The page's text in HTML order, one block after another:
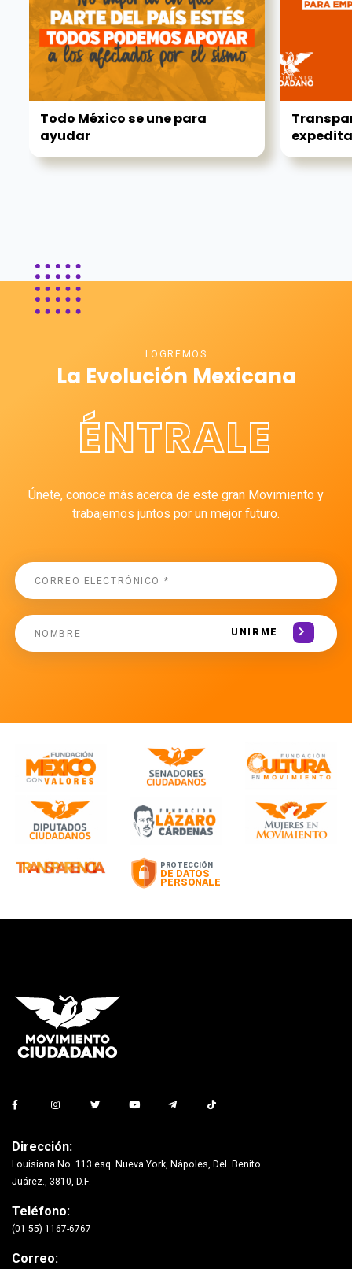
Todo México se une para
ayudar
expedita
LOGREMOS
La Evolución Mexicana
ÉNTRALE
Únete, conoce más acerca de este gran Movimiento y
trabajemos juntos por un mejor futuro.
UNIRME
Dirección:
Louisiana No. 113 esq. Nueva York, Nápoles, Del. Benito
Juárez., 3810, D.F.
Teléfono:
(01 55) 1167-6767
Correo: